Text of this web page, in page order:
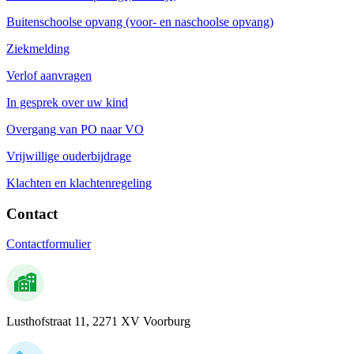
Buitenschoolse opvang (voor- en naschoolse opvang)
Ziekmelding
Verlof aanvragen
In gesprek over uw kind
Overgang van PO naar VO
Vrijwillige ouderbijdrage
Klachten en klachtenregeling
Contact
Contactformulier
Lusthofstraat 11, 2271 XV Voorburg